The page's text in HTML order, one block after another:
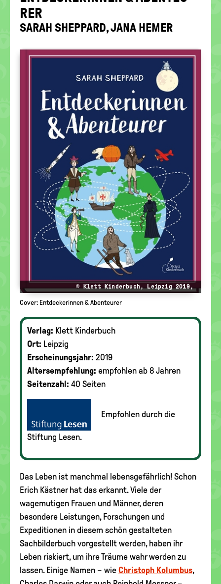
RER
SARAH SHEPP­ARD, JANA HEMER
© Klett Kinderbuch, Leipzig 2019,
Cover: Entdeckerinnen & Abenteurer
Verlag: Klett Kinderbuch
Ort: Leipzig
Erscheinungsjahr: 2019
Altersempfehlung: empfohlen ab 8 Jahren
Seitenzahl: 40 Seiten
Empfohlen durch die
Stiftung Lesen.
Das Leben ist manchmal lebensgefährlich! Schon
Erich Kästner hat das erkannt. Viele der
wagemutigen Frauen und Männer, deren
besondere Leistungen, Forschungen und
Expeditionen in diesem schön gestalteten
Sachbilderbuch vorgestellt werden, haben ihr
Leben riskiert, um ihre Träume wahr werden zu
lassen. Einige Namen – wie Christoph Kolumbus,